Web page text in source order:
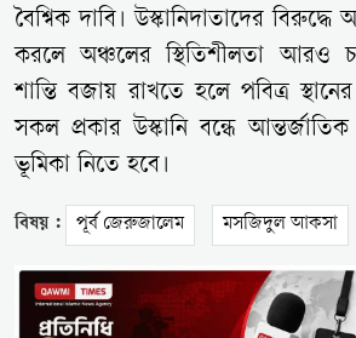
বৈশ্বিক দাবি। উস্কানিদাতাদের বিরুদ্ধে
করলে অঞ্চলের স্থিতিশীলতা আরও
শান্তি বজায় রাখতে হলে পবিত্র
সকল প্রকার উস্কানি বন্ধে আন্তর্জাতিক
ভূমিকা নিতে হবে।
বিষয় : পূর্ব জেরুজালেম মসজিদুল আকসা